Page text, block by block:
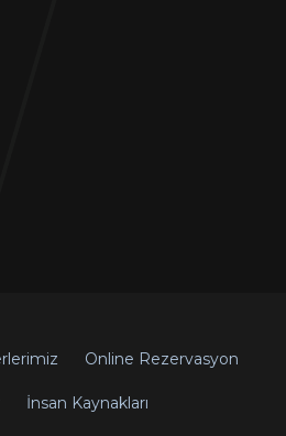
Online Rezervasyon
İnsan Kaynakları